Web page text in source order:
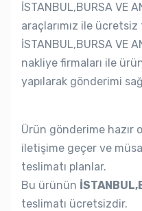
İSTANBUL,BURSA VE
araçlarımız ile ücretsiz
İSTANBUL,BURSA VE
nakliye firmaları ile
yapılarak gönderimi
Ürün gönderime hazır
iletişime geçer ve
teslimatı planlar.
Bu ürünün
teslimatı ücretsizdir.